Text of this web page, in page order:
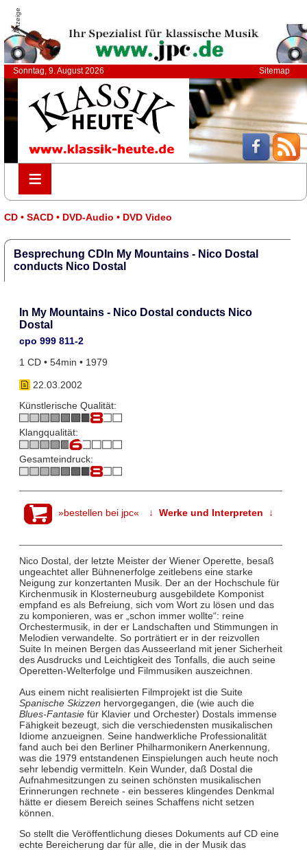
Anzeige
Sonntag, 9. August 2026 Sitemap
≡
≡
CD • SACD • DVD-Audio • DVD Video
Besprechung CDIn My Mountains - Nico Dostal
conducts Nico Dostal
In My Mountains - Nico Dostal conducts Nico
Dostal
cpo 999 811-2
1 CD • 54min • 1979
22.03.2002
Künstlerische Qualität:
Klangqualität:
Gesamteindruck:
»bestellen bei jpc« ↓ Werke und Interpreten ↓
Nico Dostal, der letzte Meister der Wiener Operette, besaß
ungeachtet aller Bühnenerfolge zeitlebens eine starke
Neigung zur konzertanten Musik. Der an der Hochschule für
Kirchenmusik in Klosterneuburg ausgebildete Komponist
empfand es als Befreiung, sich vom Wort zu lösen und das
zu komponieren, was er „schon immer wollte“: reine
Orchestermusik, in der er Landschaften und Stimmungen in
Melodien verwandelte. So porträtiert er in der reizvollen
Suite In meinen Bergen das Ausseerland mit jener Sicherheit
des Ausdrucks und Leichtigkeit des Tonfalls, die auch seine
Operetten-Welterfolge und Filmmusiken auszeichnen.
Aus einem nicht realisierten Filmprojekt ist die Suite
Spanische Skizzen hervorgegangen, die (wie auch die
Blues-Fantasiefür Klavier und Orchester) Dostals immense
Fähigkeit bezeugt, sich die verschiedensten musikalischen
Idiome anzueignen. Seine handwerkliche Professionalität
fand auch bei den Berliner Philharmonikern Anerkennung,
was die 1979 entstandenen Einspielungen auch heute noch
sehr lebendig vermitteln. Kein Wunder, daß Dostal die
Aufnahmesitzungen zu seinen schönsten musikalischen
Erinnerungen rechnete - ein besseres klingendes Denkmal
hätte er diesem Bereich seines Schaffens nicht setzen
können.
So stellt die Veröffentlichung dieses Dokuments auf CD eine
echte Bereicherung dar für alle, die in der Musik das